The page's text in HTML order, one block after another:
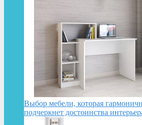
Выбор мебели, которая
подчеркнет достоинства